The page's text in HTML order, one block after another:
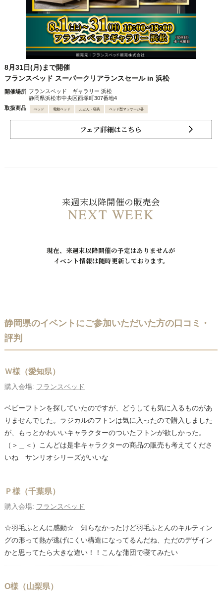
8月31日(月)まで開催
フランスベッド スーパークリアランスセール in 浜松
開催場所 フランスベッド ギャラリー 浜松
静岡県浜松市中央区西塚町307番地4
取扱商品
ベッド 電動ベッド ふとん・寝具 ベッド型マッサージ器
フェア詳細はこちら
来週末以降開催の販売会
NEXT WEEK
現在、来週末以降開催の予定はありませんが
イベント情報は随時更新しております。
静岡県のイベントにご参加いただいた方の口コミ・
評判
Ｗ様（愛知県）
購入会場: フランスベッド
ベビーフトンを探していたのですが、どうしても気に入るものがあ
りませんでした。ラジカルのフトンは気に入ったので購入しました
が、もっとかわいいキャラクターのついたフトンが欲しかった。
（＞＿＜）こんどは是非キャラクターの商品の販売も考えてくださ
いね サンリオシリーズがいいな
Ｐ様（千葉県）
購入会場: フランスベッド
☆羽毛ふとんに感動☆ 知らなかったけど羽毛ふとんのキルティン
グの形って熱が逃げにくい構造になってるんだね、ただのデザイン
かと思ってたら大きな違い！！こんな蒲団で寝てみたい
O様（山梨県）